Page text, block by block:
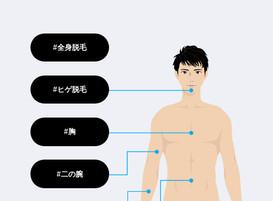
#全身脱毛
#ヒゲ脱毛
#胸
#二の腕